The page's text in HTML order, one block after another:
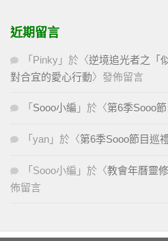
近期留言
「 Pinky 」於〈逆境追光者之「
對合宜的愛心行動〉發佈留言
「 Sooo小編 」於〈第6季Sooo
「 yan 」於〈第6季Sooo節目巡
「 Sooo小編 」於〈教會年曆靈
佈留言